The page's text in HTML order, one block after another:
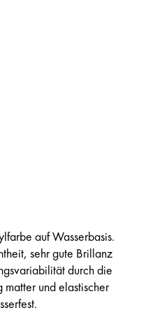
auf Wasserbasis.
sehr gute Brillanz
durch die
matter und elastischer